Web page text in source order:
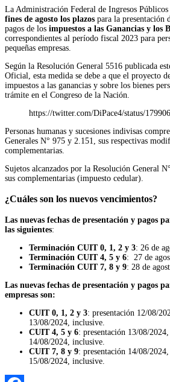
Compartir
La Administración Federal de Ingresos
fines de agosto los plazos para la presentación
pagos de los impuestos a las Ganancias y los
correspondientes al período fiscal 2023 para
pequeñas empresas.
Según la Resolución General 5516 publicada
Oficial, esta medida se debe a que el proyecto
impuestos a las ganancias y sobre los bienes
trámite en el Congreso de la Nación.
https://twitter.com/DiPace4/status/
Personas humanas y sucesiones indivisas
Generales N° 975 y 2.151, sus respectivas
complementarias.
Sujetos alcanzados por la Resolución General
sus complementarias (impuesto cedular).
¿Cuáles son los nuevos vencimientos?
Las nuevas fechas de presentación y pagos
las siguientes:
Terminación CUIT 0, 1, 2 y 3: 26 de
Terminación CUIT 4, 5 y 6: 27 de
Terminación CUIT 7, 8 y 9: 28 de
Las nuevas fechas de presentación y pagos
empresas son:
CUIT 0, 1, 2 y 3: presentación 12/08/
13/08/2024, inclusive.
CUIT 4, 5 y 6: presentación 13/08/
14/08/2024, inclusive.
CUIT 7, 8 y 9: presentación 14/08/
15/08/2024, inclusive.